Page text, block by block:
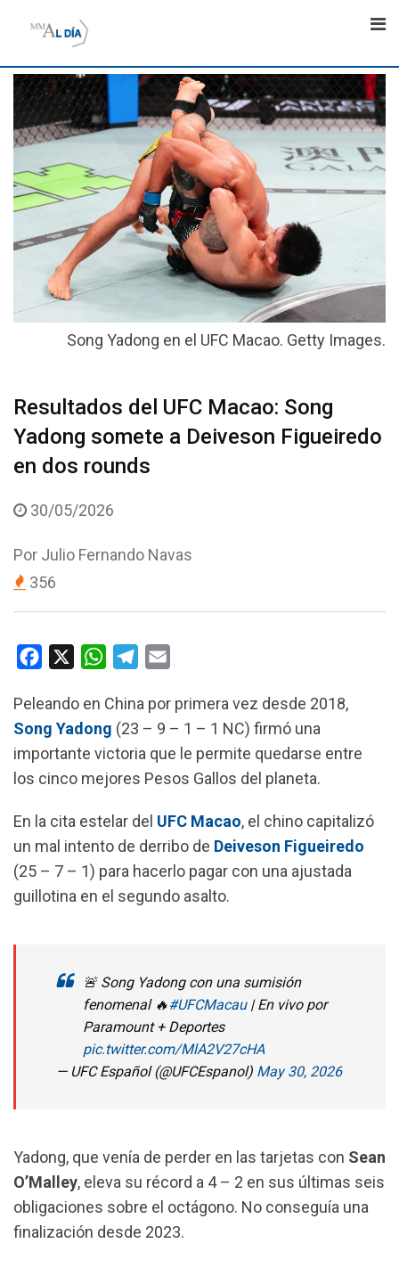
Song Yadong en el UFC Macao. Getty Images.
Resultados del UFC Macao: Song
Yadong somete a Deiveson Figueiredo
en dos rounds
30/05/2026
Por Julio Fernando Navas
356
c
e
b
o
k
W
a
t
s
A
p
l
e
g
r
m
a
i
l
Peleando en China por primera vez desde 2018,
Song Yadong (23 – 9 – 1 – 1 NC) firmó una
importante victoria que le permite quedarse entre
los cinco mejores Pesos Gallos del planeta.
En la cita estelar del UFC Macao, el chino capitalizó
un mal intento de derribo de Deiveson Figueiredo
(25 – 7 – 1) para hacerlo pagar con una ajustada
guillotina en el segundo asalto.
🚨 Song Yadong con una sumisión
fenomenal 🔥#UFCMacau| En vivo por
Paramount + Deportes
pic.twitter.com/MlA2V27cHA
— UFC Español (@UFCEspanol) May 30, 2026
Yadong, que venía de perder en las tarjetas con Sean
O’Malley, eleva su récord a 4 – 2 en sus últimas seis
obligaciones sobre el octágono. No conseguía una
finalización desde 2023.